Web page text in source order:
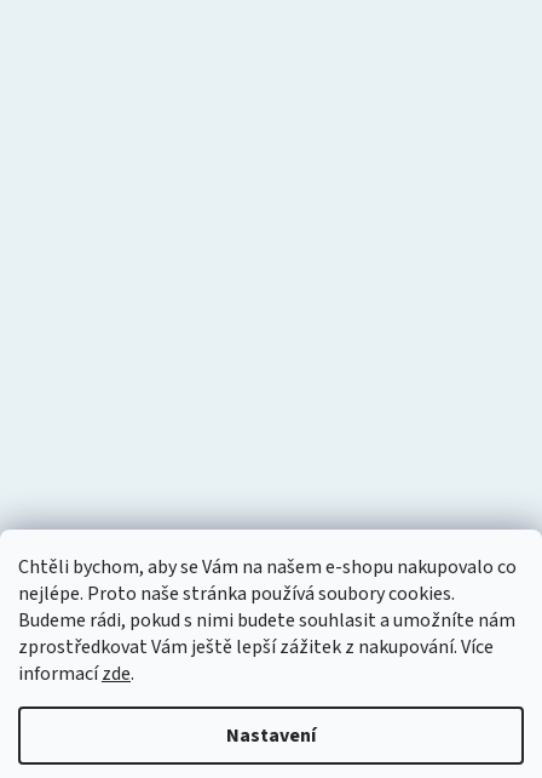
Chtěli bychom, aby se Vám na našem e-shopu nakupovalo co
nejlépe. Proto naše stránka používá soubory cookies.
Budeme rádi, pokud s nimi budete souhlasit a umožníte nám
zprostředkovat Vám ještě lepší zážitek z nakupování.Více
informacízde.
Nastavení
Vytvořil Shoptet